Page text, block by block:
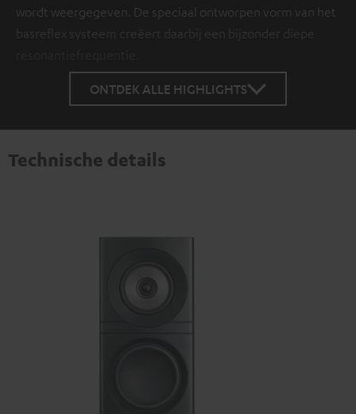
wordt weergegeven. De speciaal ontworpen vorm van het
basreflex systeem creëert daarbij een bijzonder diepe
ONTDEK ALLE HIGHLIGHTS
Technische details